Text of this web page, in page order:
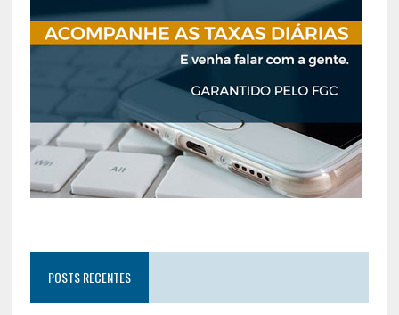
POSTS RECENTES